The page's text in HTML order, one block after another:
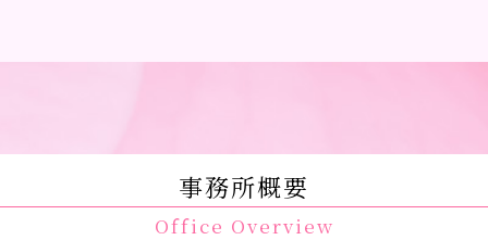
事務所概要
Office Overview